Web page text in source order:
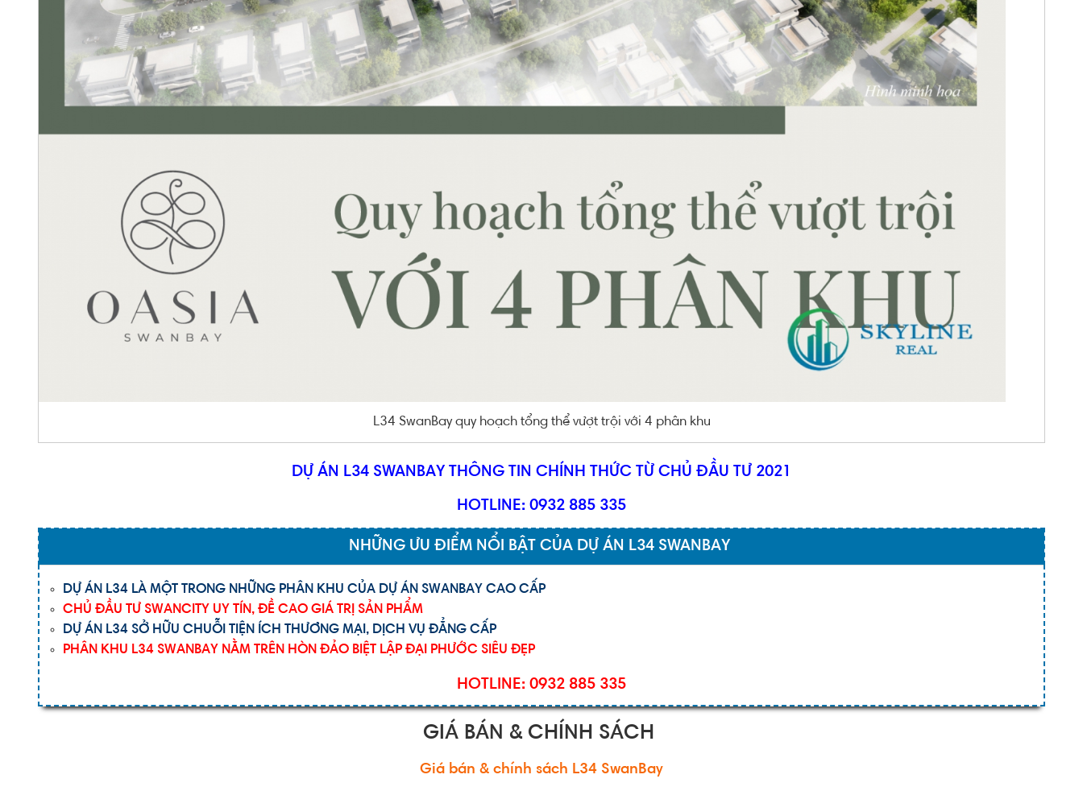
L34 SwanBay quy hoạch tổng thể vượt trội với 4 phân khu
DỰ ÁN L34 SWANBAY THÔNG TIN CHÍNH THỨC TỪ CHỦ ĐẦU TƯ 2021
HOTLINE: 0932 885 335
NHỮNG ƯU ĐIỂM NỔI BẬT CỦA DỰ ÁN L34 SWANBAY
DỰ ÁN L34 LÀ MỘT TRONG NHỮNG PHÂN KHU CỦA DỰ ÁN SWANBAY CAO CẤP
CHỦ ĐẦU TƯ SWANCITY UY TÍN, ĐỀ CAO GIÁ TRỊ SẢN PHẨM
DỰ ÁN L34 SỞ HỮU CHUỖI TIỆN ÍCH THƯƠNG MẠI, DỊCH VỤ ĐẲNG CẤP
PHÂN KHU L34 SWANBAY NẰM TRÊN HÒN ĐẢO BIỆT LẬP ĐẠI PHƯỚC SIÊU ĐẸP
HOTLINE: 0932 885 335
GIÁ BÁN & CHÍNH SÁCH
Giá bán & chính sách L34 SwanBay